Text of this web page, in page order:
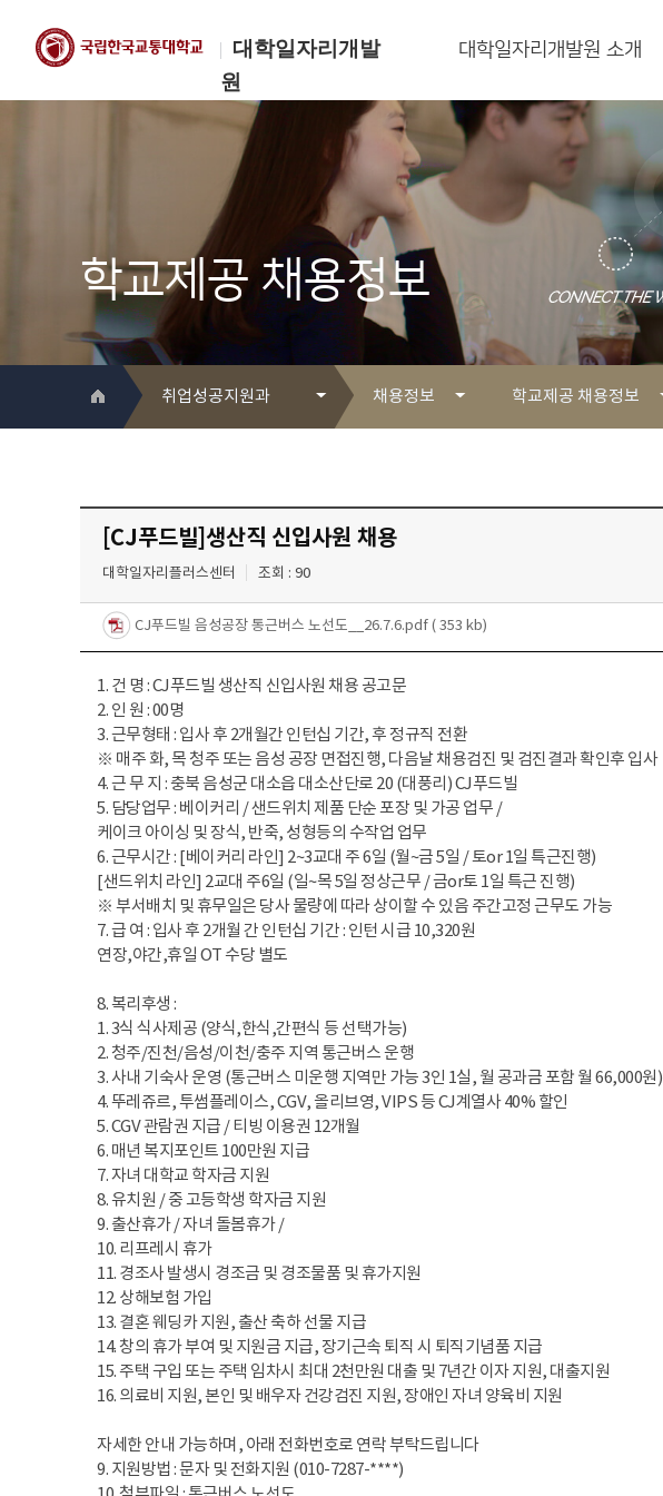
대학일자리개발
원
한국교통대학교
대학일자리개발원
대학일자리개발원 소개
학교제공 채용정보
취업성공지원과
취업성공지원과
창업지원·교육센터
현장실습/IPP사업단
커뮤니티
홈페이지가이드
채용정보
자료실
학교제공 채용정보
취업포털채용정보
[CJ푸드빌]생산직 신입사원 채용
대학일자리플러스센터 조회 : 90
CJ푸드빌 음성공장 통근버스 노선도__26.7.6.pdf ( 353 kb)
1. 건 명 : CJ푸드빌 생산직 신입사원 채용 공고문
2. 인 원 : 00명
3. 근무형태 : 입사 후 2개월간 인턴십 기간, 후 정규직 전환
※ 매주 화, 목 청주 또는 음성 공장 면접진행, 다음날 채용검진 및 검진결과 확인후 입사
4. 근 무 지 : 충북 음성군 대소읍 대소산단로 20 (대풍리) CJ푸드빌
5. 담당업무 : 베이커리 / 샌드위치 제품 단순 포장 및 가공 업무 /
케이크 아이싱 및 장식, 반죽, 성형등의 수작업 업무
6. 근무시간 : [베이커리 라인] 2~3교대 주 6일 (월~금 5일 / 토or 1일 특근진행)
[샌드위치 라인] 2교대 주6일 (일~목 5일 정상근무 / 금or토 1일 특근 진행)
※ 부서배치 및 휴무일은 당사 물량에 따라 상이할 수 있음 주간고정 근무도 가능
7. 급 여 : 입사 후 2개월 간 인턴십 기간 : 인턴 시급 10,320원
연장,야간,휴일 OT 수당 별도
8. 복리후생 :
1. 3식 식사제공 (양식,한식,간편식 등 선택가능)
2. 청주/진천/음성/이천/충주 지역 통근버스 운행
3. 사내 기숙사 운영 (통근버스 미운행 지역만 가능 3인 1실, 월 공과금 포함 월 66,000원)
4. 뚜레쥬르, 투썸플레이스, CGV, 올리브영, VIPS 등 CJ계열사 40% 할인
5. CGV 관람권 지급 / 티빙 이용권 12개월
6. 매년 복지포인트 100만원 지급
7. 자녀 대학교 학자금 지원
8. 유치원 / 중 고등학생 학자금 지원
9. 출산휴가 / 자녀 돌봄휴가 /
10. 리프레시 휴가
11. 경조사 발생시 경조금 및 경조물품 및 휴가지원
12. 상해보험 가입
13. 결혼 웨딩카 지원, 출산 축하 선물 지급
14. 창의 휴가 부여 및 지원금 지급, 장기근속 퇴직 시 퇴직기념품 지급
15. 주택 구입 또는 주택 임차시 최대 2천만원 대출 및 7년간 이자 지원, 대출지원
16. 의료비 지원, 본인 및 배우자 건강검진 지원, 장애인 자녀 양육비 지원
자세한 안내 가능하며, 아래 전화번호로 연락 부탁드립니다
9. 지원방법 : 문자 및 전화지원 (010-7287-****)